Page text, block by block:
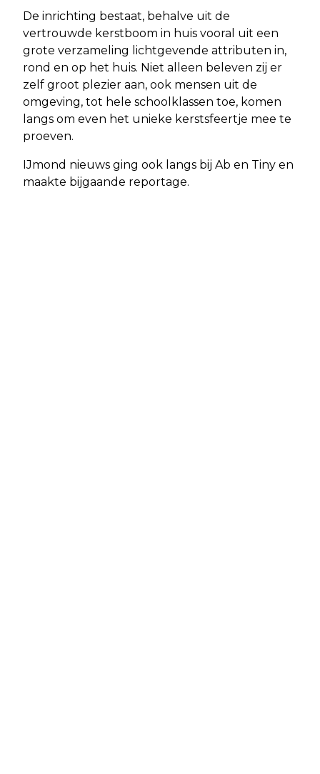
De inrichting bestaat, behalve uit de
vertrouwde kerstboom in huis vooral uit een
grote verzameling lichtgevende attributen in,
rond en op het huis. Niet alleen beleven zij er
zelf groot plezier aan, ook mensen uit de
omgeving, tot hele schoolklassen toe, komen
langs om even het unieke kerstsfeertje mee te
proeven.
IJmond nieuws ging ook langs bij Ab en Tiny en
maakte bijgaande reportage.